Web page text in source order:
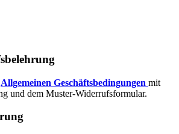
Allgemeinen Geschäftsbedingungen mit
und dem Muster-Widerrufsformular.